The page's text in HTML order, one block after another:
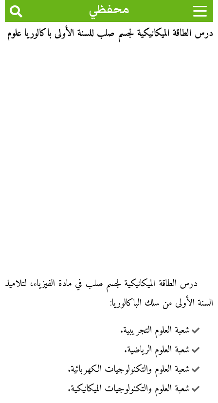
محفظي
درس الطاقة الميكانيكية لجسم صلب للسنة الأولى باكالوريا علوم
درس الطاقة الميكانيكية لجسم صلب في مادة الفيزياء، لتلاميذ
السنة الأولى من سلك الباكالوريا:
شعبة العلوم التجريبية.
شعبة العلوم الرياضية.
شعبة العلوم والتكنولوجيات الكهربائية.
شعبة العلوم والتكنولوجيات الميكانيكية.